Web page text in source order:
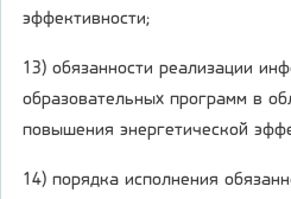
эффективности;
13) обязанности реализации
образовательных программ в
повышения энергетической
14) порядка исполнения